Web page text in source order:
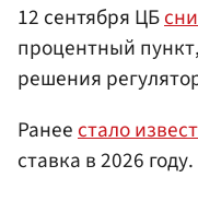
12 сентября ЦБ
процентный
решения
Ранеестало
ставка в 2026 году.